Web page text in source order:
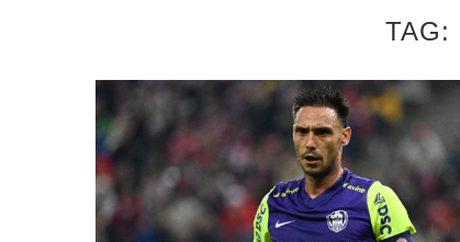
TAG: